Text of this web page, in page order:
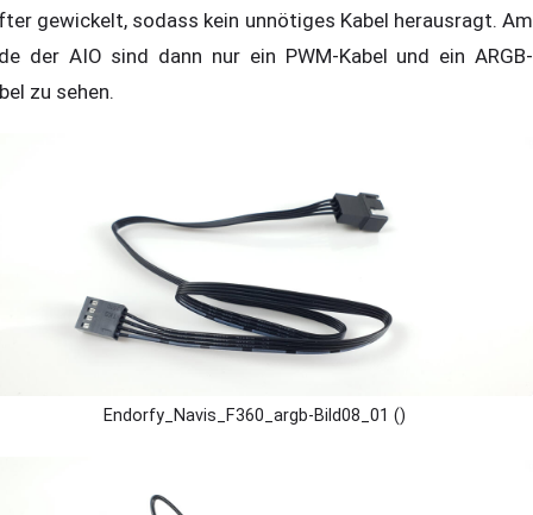
gewickelt, sodass kein unnötiges Kabel herausragt. Am
der AIO sind dann nur ein PWM-Kabel und ein ARGB-
zu sehen.
Endorfy_Navis_F360_argb-Bild08_01 ()